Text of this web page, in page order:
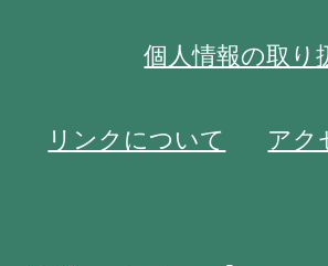
個人情報の取り
リンクについて アク